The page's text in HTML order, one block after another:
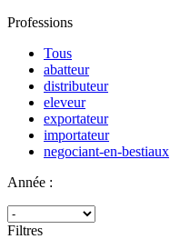
Professions
Tous
abatteur
distributeur
eleveur
exportateur
importateur
negociant-en-bestiaux
Année :
Filtres